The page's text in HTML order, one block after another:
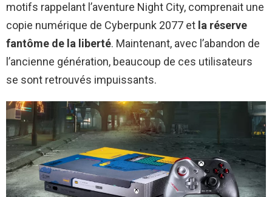
motifs rappelant l’aventure Night City, comprenait une
copie numérique de Cyberpunk 2077 et la réserve
fantôme de la liberté. Maintenant, avec l’abandon de
l’ancienne génération, beaucoup de ces utilisateurs
se sont retrouvés impuissants.